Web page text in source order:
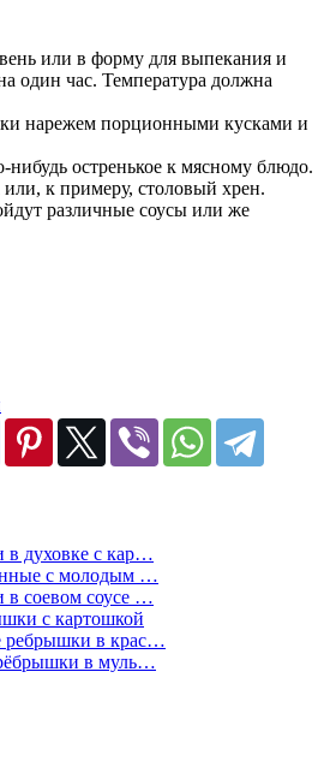
или в форму для выпекания и
один час. Температура должна
нарежем порционными кусками и
нибудь остренькое к мясному блюдо.
к примеру, столовый хрен.
различные соусы или же
духовке с кар…
с молодым …
соевом соусе …
с картошкой
в крас…
в муль…